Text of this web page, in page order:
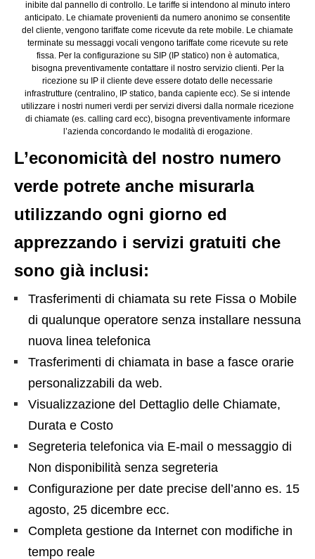
inibite dal pannello di controllo. Le tariffe si intendono al minuto intero
anticipato. Le chiamate provenienti da numero anonimo se consentite
del cliente, vengono tariffate come ricevute da rete mobile. Le chiamate
terminate su messaggi vocali vengono tariffate come ricevute su rete
fissa. Per la configurazione su SIP (IP statico) non è automatica,
bisogna preventivamente contattare il nostro servizio clienti. Per la
ricezione su IP il cliente deve essere dotato delle necessarie
infrastrutture (centralino, IP statico, banda capiente ecc). Se si intende
utilizzare i nostri numeri verdi per servizi diversi dalla normale ricezione
di chiamate (es. calling card ecc), bisogna preventivamente informare
l’azienda concordando le modalità di erogazione.
L’economicità del nostro numero
verde potrete anche misurarla
utilizzando ogni giorno ed
apprezzando i servizi gratuiti che
sono già inclusi:
Trasferimenti di chiamata su rete Fissa o Mobile
di qualunque operatore senza installare nessuna
nuova linea telefonica
Trasferimenti di chiamata in base a fasce orarie
personalizzabili da web.
Visualizzazione del Dettaglio delle Chiamate,
Durata e Costo
Segreteria telefonica via E-mail o messaggio di
Non disponibilità senza segreteria
Configurazione per date precise dell’anno es. 15
agosto, 25 dicembre ecc.
Completa gestione da Internet con modifiche in
tempo reale